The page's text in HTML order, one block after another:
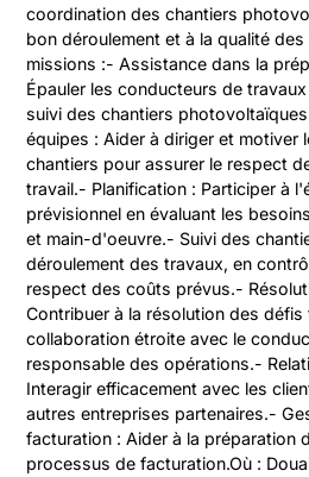
coordination des chantiers
bon déroulement et à la qualité
missions :- Assistance dans la
Épauler les conducteurs de
suivi des chantiers
équipes : Aider à diriger et motiver
chantiers pour assurer le respect
travail.- Planification : Participer à
prévisionnel en évaluant les
et main-d'oeuvre.- Suivi des
déroulement des travaux, en
respect des coûts prévus.-
Contribuer à la résolution des défis
collaboration étroite avec le
responsable des opérations.-
Interagir efficacement avec les
autres entreprises partenaires.-
facturation : Aider à la préparation
processus de facturation.Où :